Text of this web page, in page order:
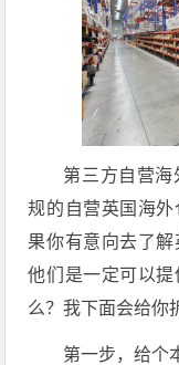
第三方自营
规的自营英国海
果你有意向去了
他们是一定可以提
么？我下面会给你
第一步，给个